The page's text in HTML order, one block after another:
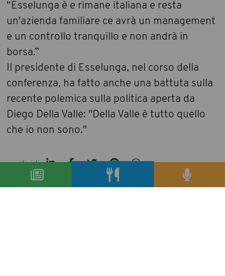
“Esselunga è e rimane italiana e resta
un'azienda familiare ce avrà un management
e un controllo tranquillo e non andrà in
borsa.”
Il presidente di Esselunga, nel corso della
conferenza, ha fatto anche una battuta sulla
recente polemica sulla politica aperta da
Diego Della Valle: "Della Valle è tutto quello
che io non sono."
condividi